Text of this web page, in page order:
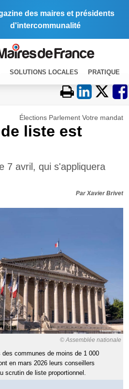
des maires et présidents
d'intercommunalité
SOLUTIONS LOCALES PRATIQUE
Élections Parlement Votre mandat
liste est
7 avril, qui s'appliquera
Par Xavier Brivet
© Assemblée nationale
des communes de moins de 1 000
en mars 2026 leurs conseillers
scrutin de liste proportionnel.